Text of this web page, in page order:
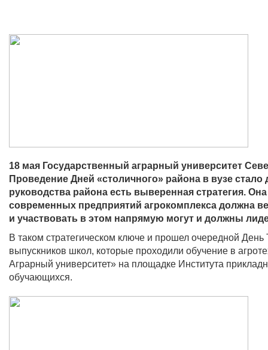
18 мая Государственный аграрный университет
Проведение Дней «столичного» района в вузе
руководства района есть выверенная стратегия.
современных предприятий агрокомплекса должна
и участвовать в этом напрямую могут и должны
В таком стратегическом ключе и прошел очередной
выпускников школ, которые проходили обучение в
Аграрный университет» на площадке Института
обучающихся.